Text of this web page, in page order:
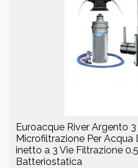
Euroacque River Argento 3
Microfiltrazione Per Acqua
inetto a 3 Vie Filtrazione
Batteriostatica